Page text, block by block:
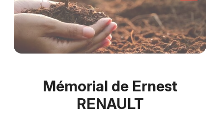
Mémorial de Ernest
RENAULT